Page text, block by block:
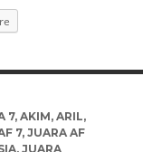
7, AKIM, ARIL,
7, JUARA AF
, JUARA